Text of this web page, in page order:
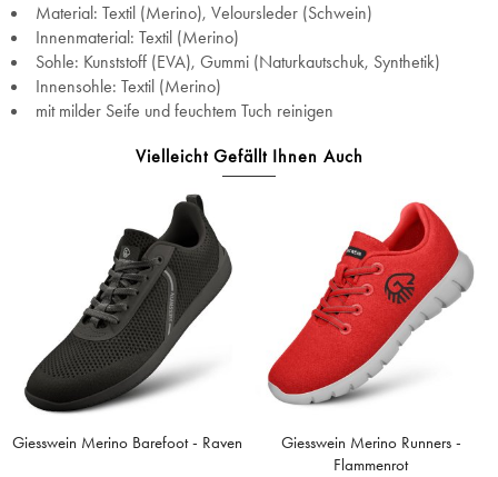
Material: Textil (Merino), Veloursleder (Schwein)
Innenmaterial: Textil (Merino)
Sohle: Kunststoff (EVA), Gummi (Naturkautschuk, Synthetik)
Innensohle: Textil (Merino)
mit milder Seife und feuchtem Tuch reinigen
Vielleicht Gefällt Ihnen Auch
Giesswein Merino Barefoot - Raven
Giesswein Merino Runners -
Flammenrot